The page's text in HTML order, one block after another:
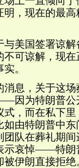
，现在的最
美国签署谅
可谅解，现
。
消息，关于这
因为特朗普公
，而在私下
由特朗普中
队在葬礼期
示哀悼——特朗
被伊朗直接拒绝